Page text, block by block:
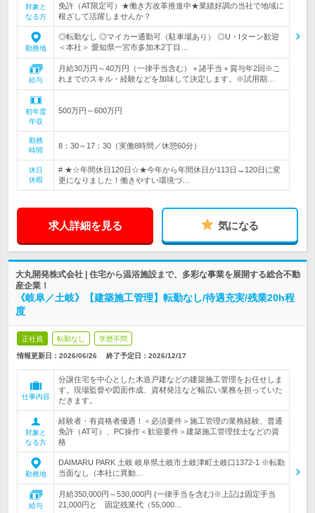
対象と
なる方
免許（AT限定可）★働き方改革推進中★業績好調の当社で地域に
根ざして活躍しませんか？
勤務地
◎転勤なし ◎マイカー通勤可（駐車場あり） ◎U・Iターン歓迎
＜本社＞ 愛知県一宮市多加木2丁目…
給与
月給30万円～40万円（一律手当含む）＋諸手当＋賞与年2回※こ
れまでのスキル・経験などを加味して決定します。※試用期…
初年度
年収
500万円～600万円
勤務
時間
8：30～17：30（実働8時間／休憩60分）
休日
休暇
# ★☆年間休日120日☆★今年から年間休日が113日→120日に変
更になりました！働きやすい環境づ…
求人詳細を見る 気になる
大丸開発株式会社 | 住宅から温浴施設まで、多彩な事業を展開する総合不動
産企業！
《岐阜／土岐》【建築施工管理】転勤なし/待遇充実/残業20h程
度
正社員 転勤なし 学歴不問
情報更新日：2026/06/26 終了予定日： 2026/12/17
仕事内容
分譲住宅を中心とした木造戸建などの建築施工管理をお任せしま
す。現場監督や図面作成、資材発注など幅広い業務を担っていた
だきます。
対象と
なる方
経験者・有資格者優遇！＜必須要件＞施工管理の業務経験、普通
免許（AT可）、PC操作＜歓迎要件＞建築施工管理技士などの資
格
勤務地
DAIMARU PARK 土岐 岐阜県土岐市土岐津町土岐口1372-1 ※転勤
当面なし（本社に異動…
給与
月給350,000円～530,000円 (一律手当を含む)※上記は固定手当
21,000円と 固定残業代（55,000…